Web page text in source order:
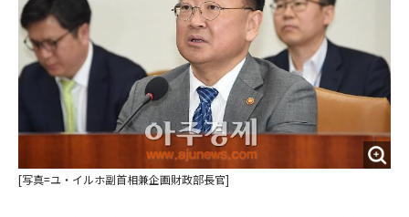
[写真=ユ・イルホ副首相兼企画財政部長官]